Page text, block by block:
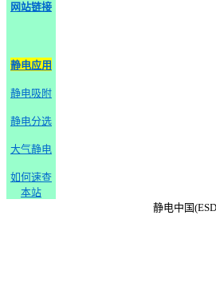
网站链接
静电应用
静电吸附
静电分选
大气静电
如何速查
本站
静电中国